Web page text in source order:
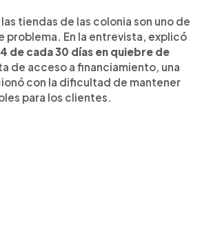
tiendas de las colonia son uno de
problema. En la entrevista, explicó
de cada 30 días en quiebre de
de acceso a financiamiento, una
con la dificultad de mantener
para los clientes.